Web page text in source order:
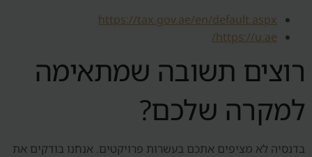
https://tax.gov.ae/en/default.aspx
https://u.ae/
רוצים תשובה שמתאימה
למקרה שלכם?
בדנסיה לא מציפים אתכם בעשרות פרויקטים. אנחנו בודקים את